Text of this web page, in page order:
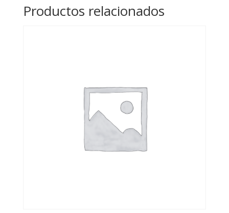
Productos relacionados